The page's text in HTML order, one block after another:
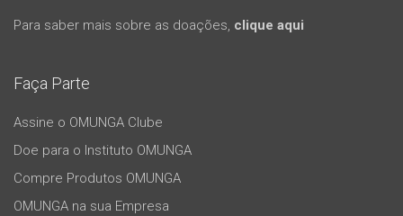
Para saber mais sobre as doações, clique aqui
Faça Parte
Assine o OMUNGA Clube
Doe para o Instituto OMUNGA
Compre Produtos OMUNGA
OMUNGA na sua Empresa